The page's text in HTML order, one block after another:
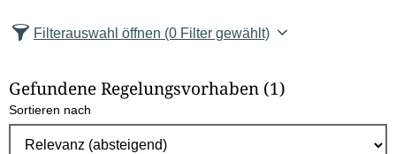
z
l
E
Filterauswahl öffnen (0 Filter gewählt)
Gefundene Regelungsvorhaben (1)
Sortieren nach